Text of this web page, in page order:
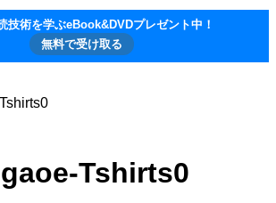
技術を学ぶeBook&DVDプレゼント中！
無料で受け取る
Tshirts0